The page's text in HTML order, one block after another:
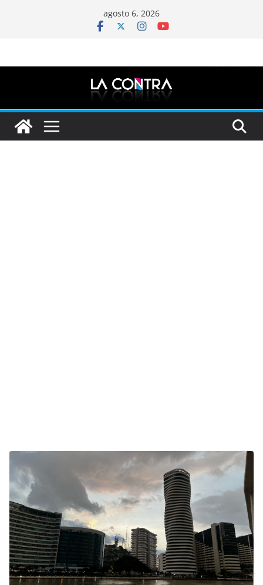
agosto 6, 2026